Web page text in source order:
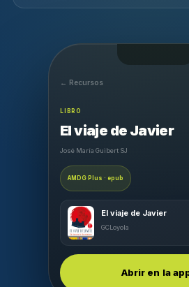
← Recursos
LIBRO
El viaje de Javier
José María Guibert SJ
AMDG Plus · epub
El viaje de Javier
GCLoyola
Abrir en la